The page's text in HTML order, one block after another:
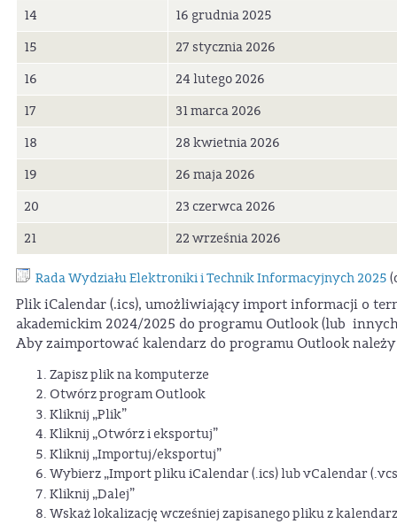
14
16 grudnia 2025
15
27 stycznia 2026
16
24 lutego 2026
17
31 marca 2026
18
28 kwietnia 2026
19
26 maja 2026
20
23 czerwca 2026
21
22 września 2026
Rada Wydziału Elektroniki i Technik Informacyjnych 2025
Plik iCalendar (.ics), umożliwiający import informacji o
akademickim 2024/2025 do programu Outlook (lub
Aby zaimportować kalendarz do programu Outlook
Zapisz plik na komputerze
Otwórz program Outlook
Kliknij „Plik”
Kliknij „Otwórz i eksportuj”
Kliknij „Importuj/eksportuj”
Wybierz „Import pliku iCalendar (.ics) lub vCalendar
Kliknij „Dalej”
Wskaż lokalizację wcześniej zapisanego pliku z